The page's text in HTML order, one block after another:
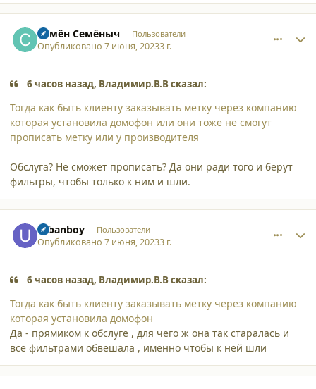
Семён Семёныч Пользователи
Опубликовано7 июня, 20233 г.
6 часов назад, Владимир.В.В сказал:
Тогда как быть клиенту заказывать метку через компанию
которая установила домофон или они тоже не смогут
прописать метку или у производителя
Обслуга? Не сможет прописать? Да они ради того и берут
фильтры, чтобы только к ним и шли.
urbanboy Пользователи
Опубликовано7 июня, 20233 г.
6 часов назад, Владимир.В.В сказал:
Тогда как быть клиенту заказывать метку через компанию
которая установила домофон
Да - прямиком к обслуге , для чего ж она так старалась и
все фильтрами обвешала , именно чтобы к ней шли